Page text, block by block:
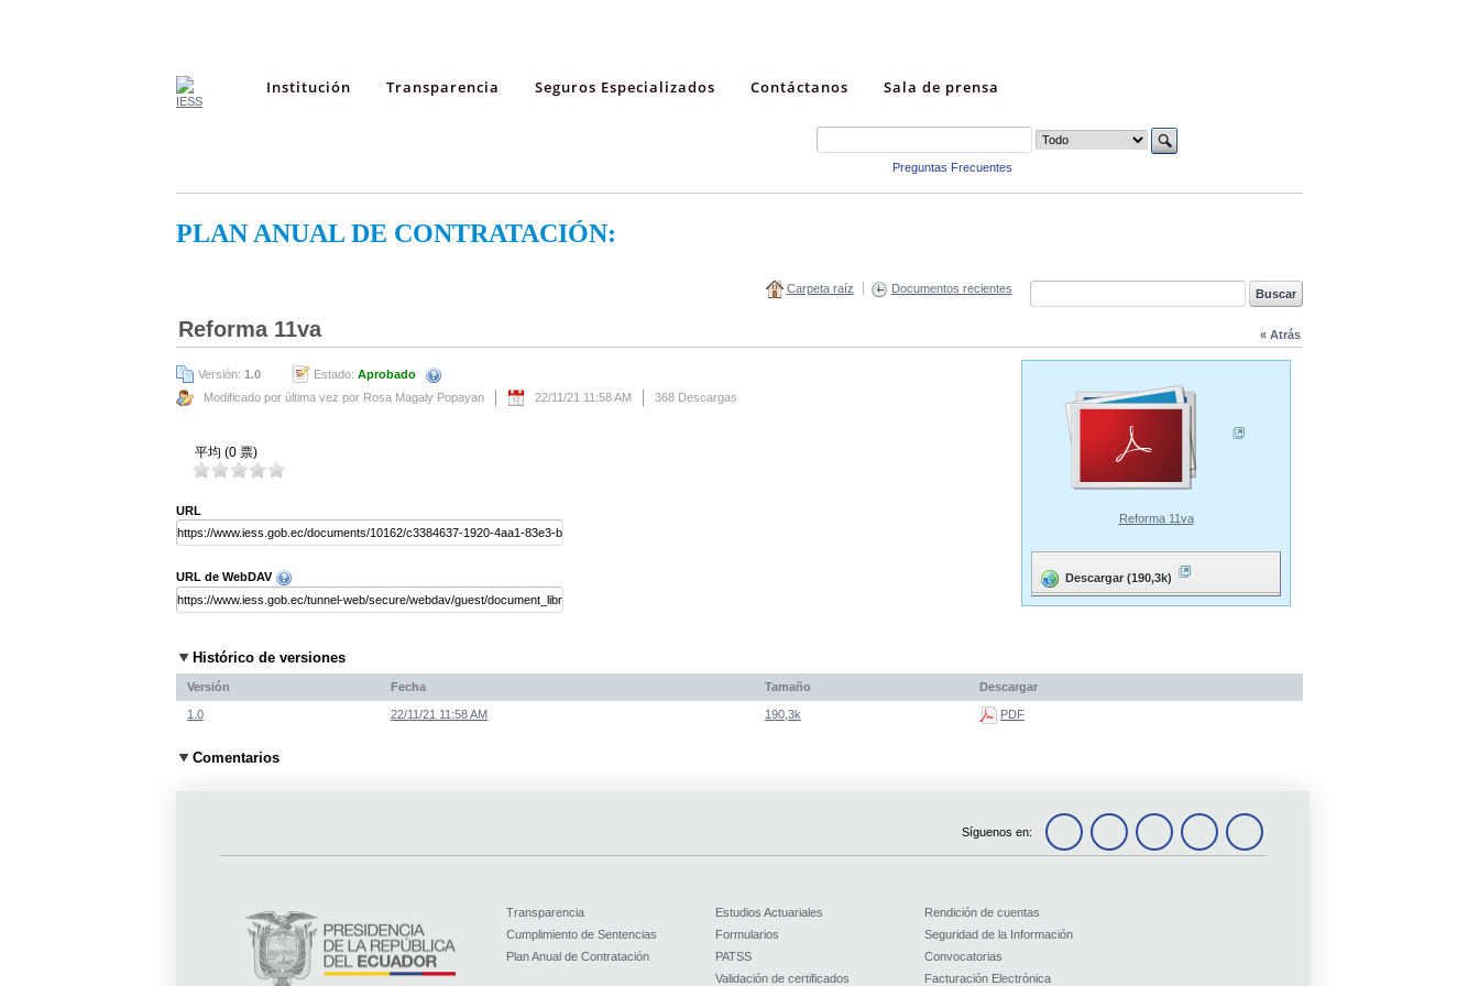
Institución Transparencia Seguros Especializados Contáctanos Sala de prensa
Preguntas Frecuentes
PLAN ANUAL DE CONTRATACIÓN:
Carpeta raíz Documentos recientes
« Atrás
Reforma 11va
Versión: 1.0 Estado: Aprobado
Modificado por última vez por Rosa Magaly Popayan
22/11/21 11:58 AM 368 Descargas
平均 (0 票)
URL
URL de WebDAV
Reforma 11va
Descargar (190,3k)
Histórico de versiones
Versión Fecha Tamaño Descargar
1.0 22/11/21 11:58 AM 190,3k PDF
Comentarios
Síguenos en:
Transparencia
Cumplimiento de Sentencias
Plan Anual de Contratación
Estudios Actuariales
Formularios
PATSS
Validación de certificados
Rendición de cuentas
Seguridad de la Información
Convocatorias
Facturación Electrónica